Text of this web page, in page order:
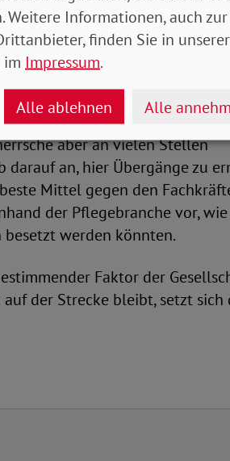
gegen Fachkräftemangel
der Arbeitswelt manche
aber an vielen Stellen
darauf an, hier Übergänge zu
Mittel gegen den
der Pflegebranche vor,
besetzt werden könnten.
Faktor der
der Strecke bleibt, setzt sich
Informationen, auch zur
finden Sie in unserer
im Impressum.
Alle ablehnen Alle